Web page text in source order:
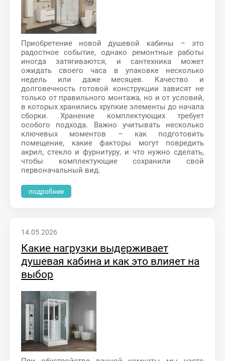
Приобретение новой душевой кабины – это
радостное событие, однако ремонтные работы
иногда затягиваются, и сантехника может
ожидать своего часа в упаковке несколько
недель или даже месяцев. Качество и
долговечность готовой конструкции зависят не
только от правильного монтажа, но и от условий,
в которых хранились хрупкие элементы до начала
сборки. Хранение комплектующих требует
особого подхода. Важно учитывать несколько
ключевых моментов – как подготовить
помещение, какие факторы могут повредить
акрил, стекло и фурнитуру, и что нужно сделать,
чтобы комплектующие сохранили свой
первоначальный вид.
подробнее
14.05.2026
Какие нагрузки выдерживает
душевая кабина и как это влияет на
выбор